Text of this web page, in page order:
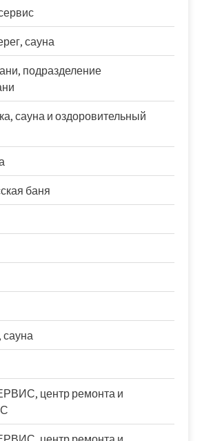
сауна
подразделение
сауна и оздоровительный
баня
сауна
центр ремонта и